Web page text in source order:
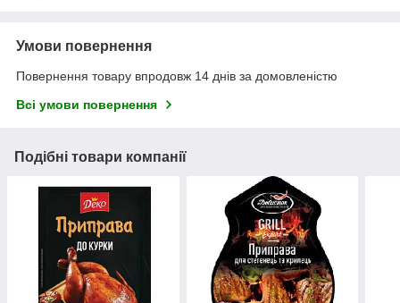
Умови повернення
Повернення товару впродовж 14 днів за домовленістю
Всі умови повернення
Подібні товари компанії